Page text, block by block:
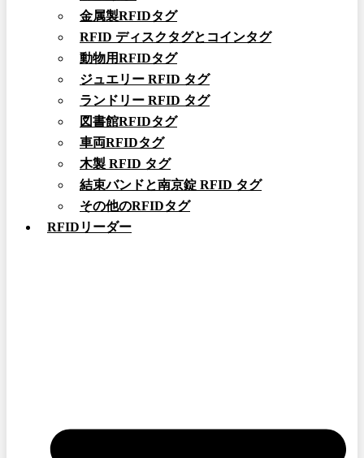
金属製RFIDタグ
RFID ディスクタグとコインタグ
動物用RFIDタグ
ジュエリー RFID タグ
ランドリー RFID タグ
図書館RFIDタグ
車両RFIDタグ
木製 RFID タグ
結束バンドと南京錠 RFID タグ
その他のRFIDタグ
RFIDリーダー